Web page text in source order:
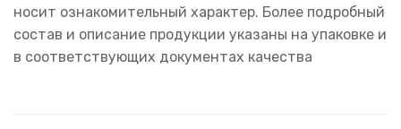
носит ознакомительный характер. Более подробный
состав и описание продукции указаны на упаковке и
в соответствующих документах качества